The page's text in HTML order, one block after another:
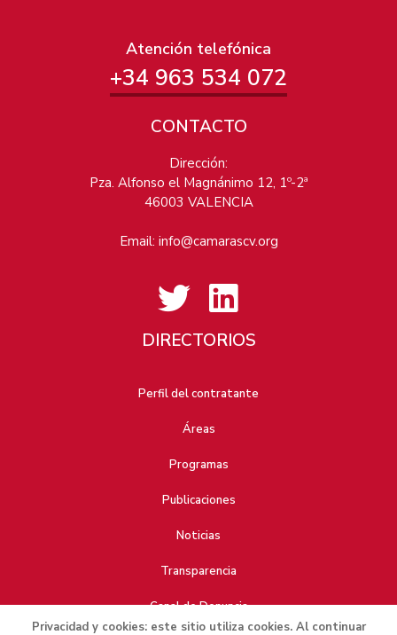
Atención telefónica
+34 963 534 072
CONTACTO
Dirección:
Pza. Alfonso el Magnánimo 12, 1º-2ª
46003 VALENCIA
Email: info@camarascv.org
DIRECTORIOS
Perfil del contratante
Áreas
Programas
Publicaciones
Noticias
Transparencia
Canal de Denuncia
Privacidad y cookies: este sitio utiliza cookies. Al continuar